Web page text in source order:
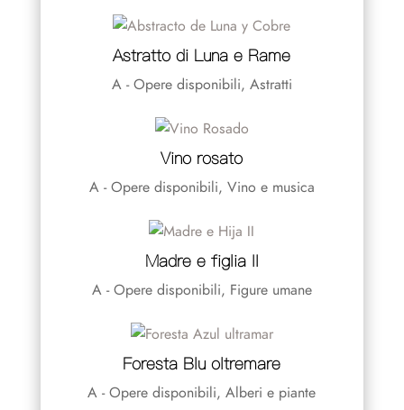
Astratto di Luna e Rame
A - Opere disponibili, Astratti
Vino rosato
A - Opere disponibili, Vino e musica
Madre e figlia II
A - Opere disponibili, Figure umane
Foresta Blu oltremare
A - Opere disponibili,Alberi e piante